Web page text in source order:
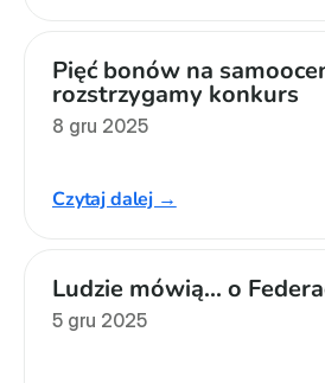
Pięć bonów na
rozstrzygamy konkurs
8 gru 2025
Czytaj dalej →
Ludzie mówią... o
5 gru 2025